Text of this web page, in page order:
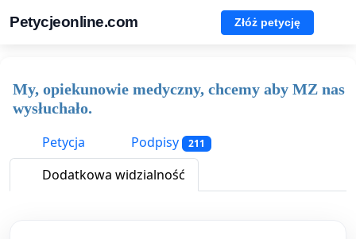
Petycjeonline.com Złóż petycję
My, opiekunowie medyczny, chcemy aby MZ nas
wysłuchało.
Petycja
Podpisy 211
Dodatkowa widzialność